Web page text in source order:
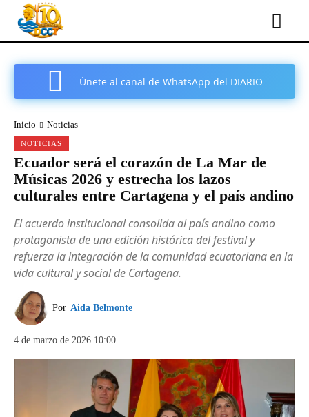
Únete al canal de WhatsApp del DIARIO
Inicio Noticias
NOTICIAS
Ecuador será el corazón de La Mar de
Músicas 2026 y estrecha los lazos
culturales entre Cartagena y el país andino
El acuerdo institucional consolida al país andino como
protagonista de una edición histórica del festival y
refuerza la integración de la comunidad ecuatoriana en la
vida cultural y social de Cartagena.
Por Aida Belmonte
4 de marzo de 2026 10:00